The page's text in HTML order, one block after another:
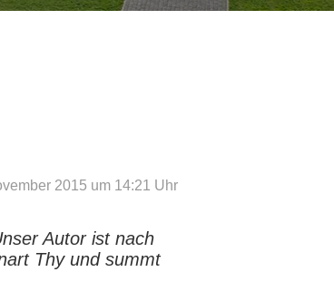
2015 um 14:21 Uhr
Autor ist nach
Thy und summt